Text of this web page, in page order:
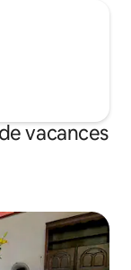
vacances